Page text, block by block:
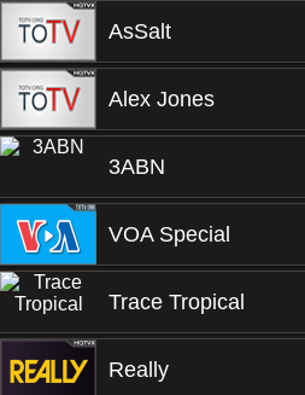
AsSalt
Alex Jones
3ABN
VOA Special
Trace Tropical
Really